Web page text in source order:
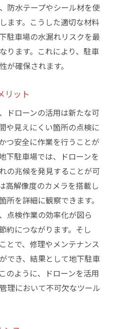
防水テープやシール材を使
ます。こうした適切な材料
駐車場の水漏れリスクを最
ります。これにより、駐車
が確保されます。
リット
ドローンの活用は新たな可
や見えにくい箇所の点検に
つ安全に作業を行うことが
下駐車場では、ドローンを
の兆候を発見することが可
高解像度のカメラを搭載し
所を詳細に観察できます。
点検作業の効率化が図ら
約につながります。そし
とで、修理やメンテナンス
でき、結果として地下駐車
のように、ドローンを活用
理において不可欠なツール